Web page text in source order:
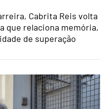
Cabrita Reis volta
que relaciona memória,
de superação